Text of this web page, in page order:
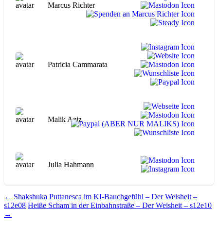
Marcus Richter
Patricia Cammarata
Malik Aziz
Julia Hahmann
Beitragsnavigation
← Shakshuka Puttanesca im KI-Bauchgefühl – Der Weisheit –
s12e08 Heiße Scham in der Einbahnstraße – Der Weisheit – s12e10
→